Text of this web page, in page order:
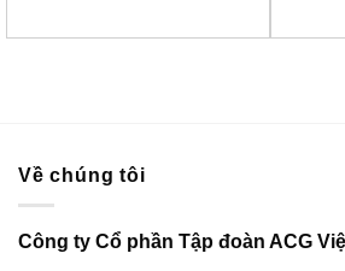
Về chúng tôi
Công ty Cổ phần Tập đoàn ACG